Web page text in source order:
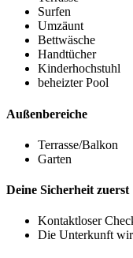
Surfen
Umzäunt
Bettwäsche
Handtücher
Kinderhochstuhl
beheizter Pool
Außenbereiche
Terrasse/Balkon
Garten
Deine Sicherheit zuerst
Kontaktloser
Die Unterkunft